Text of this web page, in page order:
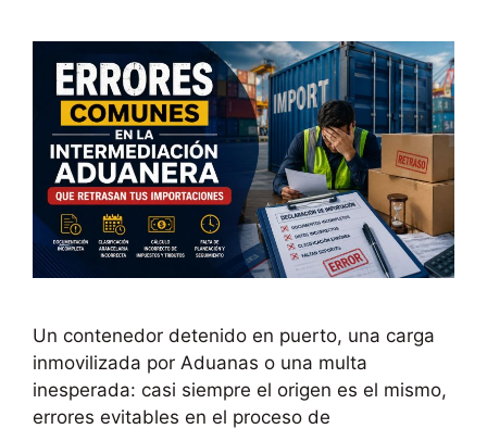
Un contenedor detenido en puerto, una carga
inmovilizada por Aduanas o una multa
inesperada: casi siempre el origen es el mismo,
errores evitables en el proceso de